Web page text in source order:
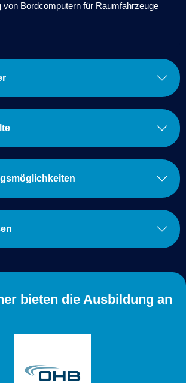
von Bordcomputern für Raumfahrzeuge
bieten die Ausbildung an